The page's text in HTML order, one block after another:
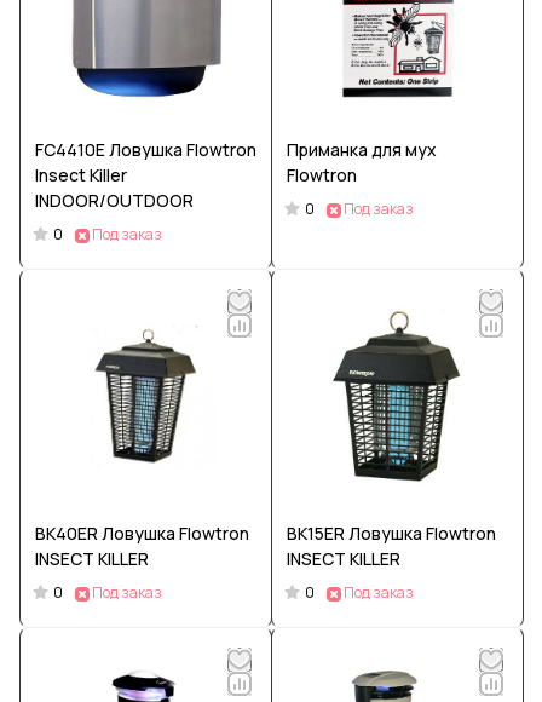
FC4410E Ловушка Flowtron
Insect Killer
INDOOR/OUTDOOR
0 Под заказ
Приманка для мух
Flowtron
0 Под заказ
BK40ER Ловушка Flowtron
INSECT KILLER
0 Под заказ
BK15ER Ловушка Flowtron
INSECT KILLER
0 Под заказ